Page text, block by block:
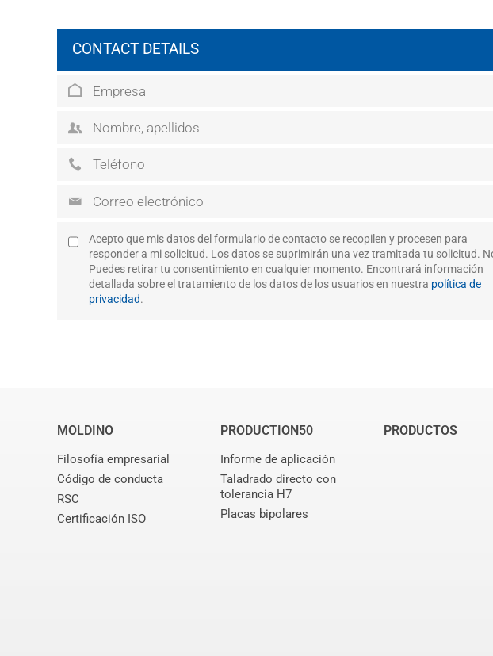
CONTACT DETAILS
Acepto que mis datos del formulario de contacto se recopilen y procesen para
responder a mi solicitud. Los datos se suprimirán una vez tramitada tu solicitud.
Puedes retirar tu consentimiento en cualquier momento. Encontrará información
detallada sobre el tratamiento de los datos de los usuarios en nuestra política de
privacidad.
MOLDINO
Filosofía empresarial
Código de conducta
RSC
Certificación ISO
PRODUCTION50
Informe de aplicación
Taladrado directo con
tolerancia H7
Placas bipolares
PRODUCTOS